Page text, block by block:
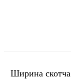
Ширина